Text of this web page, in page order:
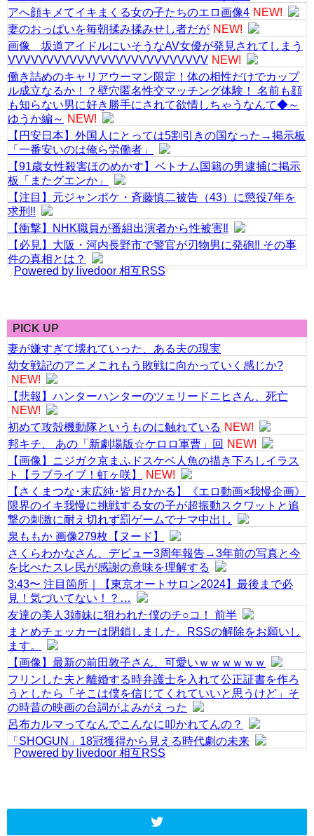
アへ顔キメてイキまくる女の子たちのエロ画像4 NEW!
妻のおっぱいを毎朝揉み揉みせし者だが NEW!
画像 坂道アイドルにいそうなAV女優が発見されてしまう
VVVVVVVVVVVVVVVVVVVVVVVVVV NEW!
働き詰めのキャリアウーマン限定！体の相性だけでカップ
ル成立なるか！？壁穴匿名性交マッチング体験！ 名前も顔
も知らない男に好き勝手にされて欲情しちゃうなんて◆～
ゆうか編～
NEW!
【円安日本】外国人にとっては5割引きの国なった→掲示板
「一番安いのは俺ら労働者」
【91歳女性殺害ほのめかす】ベトナム国籍の男逮捕に掲示
板「またグエンか」
【注目】元ジャンポケ・斉藤慎二被告（43）に懲役7年を
求刑‼
【衝撃】NHK職員が番組出演者から性被害‼
【必見】大阪・河内長野市で警官が刃物男に発砲‼ その事
件の真相とは？
Powered by livedoor 相互RSS
PICK UP
妻が嫌すぎて壊れていった、ある夫の現実
幼女戦記のアニメこれもう敗戦に向かっていく感じか?
NEW!
【悲報】ハンターハンターのツェリードニヒさん、死亡
NEW!
初めて攻殻機動隊というものに触れている NEW!
邦キチ、 あの「新劇場版☆ケロロ軍曹」回
NEW!
【画像】ニジガク京まふドスケベ人魚の描き下ろしイラス
ト【ラブライブ！虹ヶ咲】
NEW!
【さくまつな･末広純･皆月ひかる】《エロ動画×我慢企画》
限界のイキ我慢に挑戦する女の子が超振動スクワットと追
撃の刺激に耐え切れず罰ゲームでナマ中出し
泉ももか 画像279枚【ヌード】
さくらわかなさん、デビュー3周年報告→3年前の写真と今
を比べたスレ民が感謝の意味を理解する
3:43〜 注目箇所｜【東京オートサロン2024】最後まで必
見！気づいてない！？…
友達の美人3姉妹に狙われた僕のチ○コ！ 前半
まとめチェッカーは閉鎖しました。RSSの解除をお願いし
ます。
【画像】最新の前田敦子さん、可愛いｗｗｗｗｗｗ
フリンした夫と離婚する時弁護士を入れて公正証書を作ろ
うとしたら「そこは僕を信じてくれていいと思うけど」そ
の時昔の映画の台詞がよみがえった
呂布カルマってなんでこんなに叩かれてんの？
「SHOGUN」18冠獲得から見える時代劇の未来
Powered by livedoor 相互RSS